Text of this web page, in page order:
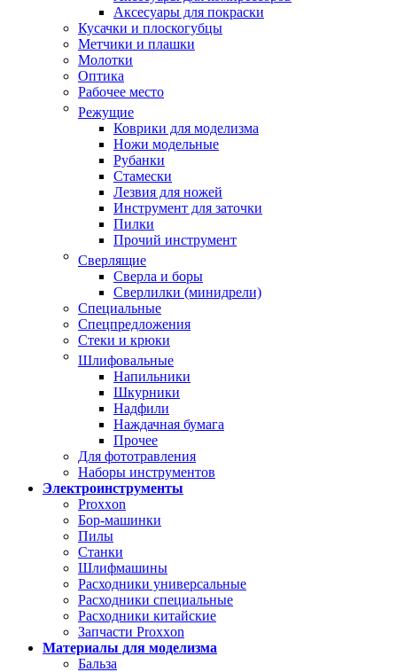
Аксесуары для покраски
Кусачки и плоскогубцы
Метчики и плашки
Молотки
Оптика
Рабочее место
Режущие
Коврики для моделизма
Ножи модельные
Рубанки
Стамески
Лезвия для ножей
Инструмент для заточки
Пилки
Прочий инструмент
Сверлящие
Сверла и боры
Сверлилки (минидрели)
Специальные
Спецпредложения
Стеки и крюки
Шлифовальные
Напильники
Шкурники
Надфили
Наждачная бумага
Прочее
Для фототравления
Наборы инструментов
Электроинструменты
Proxxon
Бор-машинки
Пилы
Станки
Шлифмашины
Расходники универсальные
Расходники специальные
Расходники китайские
Запчасти Proxxon
Материалы для моделизма
Бальза